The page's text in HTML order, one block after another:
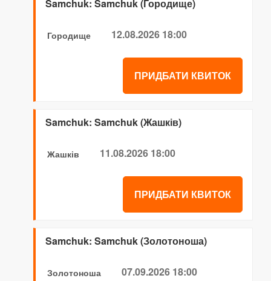
Samchuk: Samchuk (Городище)
Городище 12.08.2026 18:00
ПРИДБАТИ КВИТОК
Samchuk: Samchuk (Жашків)
Жашків 11.08.2026 18:00
ПРИДБАТИ КВИТОК
Samchuk: Samchuk (Золотоноша)
Золотоноша 07.09.2026 18:00